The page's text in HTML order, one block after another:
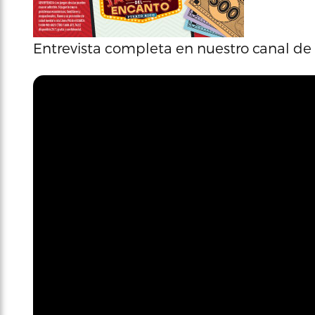
Entrevista completa en nuestro canal de